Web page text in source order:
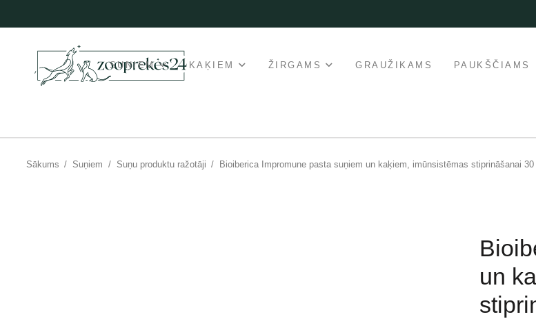
SUŅIEM KAĶIEM ŽIRGAMS GRAUŽIKAMS PAUKŠČIAMS
Sākums / Suņiem / Suņu produktu ražotāji / Bioiberica Impromune pasta suņiem un kaķiem, imūnsistēmas stiprināšanai 30
un